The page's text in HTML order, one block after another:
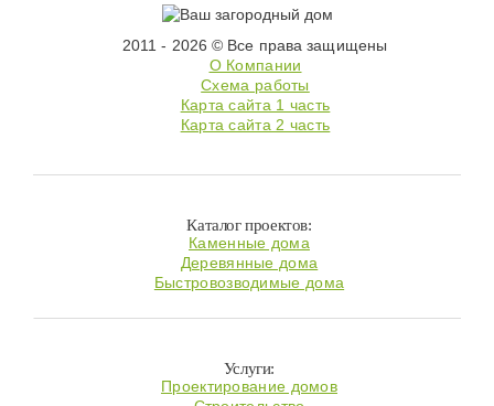
2011 - 2026 © Все права защищены
О Компании
Схема работы
Карта сайта 1 часть
Карта сайта 2 часть
Каталог проектов:
Каменные дома
Деревянные дома
Быстровозводимые дома
Услуги:
Проектирование домов